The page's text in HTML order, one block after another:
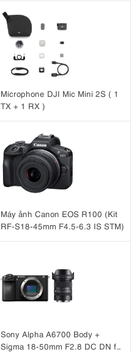
Microphone DJI Mic Mini 2S ( 1
TX + 1 RX )
Máy ảnh Canon EOS R100 (Kit
RF-S18-45mm F4.5-6.3 IS STM)
Sony Alpha A6700 Body +
Sigma 18-50mm F2.8 DC DN for